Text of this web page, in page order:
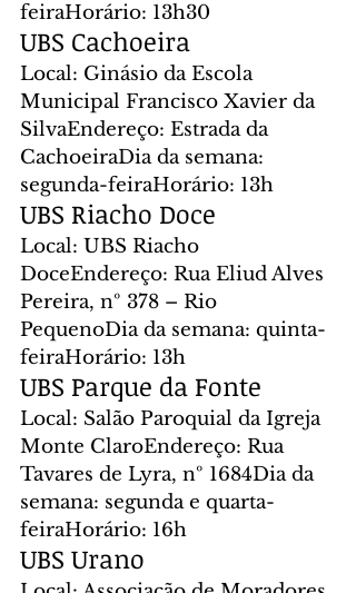
feiraHorário: 13h30
UBS Cachoeira
Local: Ginásio da Escola
Municipal Francisco Xavier da
SilvaEndereço: Estrada da
CachoeiraDia da semana:
segunda-feiraHorário: 13h
UBS Riacho Doce
Local: UBS Riacho
DoceEndereço: Rua Eliud Alves
Pereira, nº 378 – Rio
PequenoDia da semana: quinta-
feiraHorário: 13h
UBS Parque da Fonte
Local: Salão Paroquial da Igreja
Monte ClaroEndereço: Rua
Tavares de Lyra, nº 1684Dia da
semana: segunda e quarta-
feiraHorário: 16h
UBS Urano